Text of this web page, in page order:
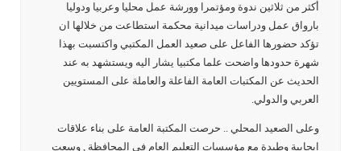
أكثر من ثلاثين ندوة ومؤتمرا وورشة عمل محليا وعربيا ودوليا
بارواق عمل ودراسات ميدانية محكمة استطاعت من خلالها ان
تؤكد حضورها الفاعل على صعيد العمل المكتبي واكتسبت بهذا
شهرة حدودها واضحت علما مكتبيا يشار اليه ويستشهد به عند
الحديث عن المكتبات العامة الفاعلة والعاملة على المستويين
العربي والدولي.
وعلى الصعيد المحلي .. حرصت المكتبة العامة على بناء علاقات
ايجابية وطيدة مع مؤسسات التعليم العام في المحافظة , وسعت